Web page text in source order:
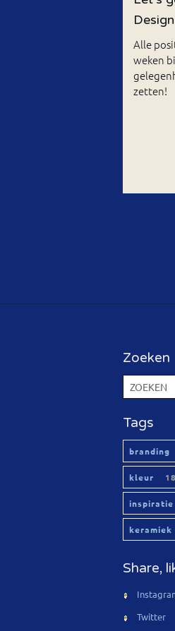
Alle
weken
zetten!
Zoeken
Tags
branding
kleur
keramiek
Share,
Twitter